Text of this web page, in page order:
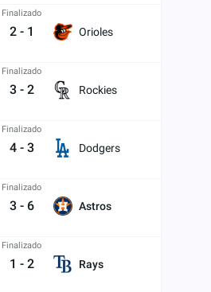
Finalizado
2 - 1 Orioles
Finalizado
3 - 2 Rockies
Finalizado
4 - 3 Dodgers
Finalizado
3 - 6 Astros
Finalizado
1 - 2 Rays